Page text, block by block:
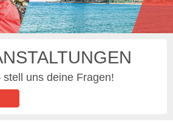
uns deine Fragen!